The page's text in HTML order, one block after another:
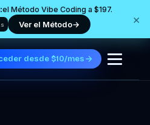
el Método Vibe Coding a $197.
s Ver el Método→ ×
desde $10/mes